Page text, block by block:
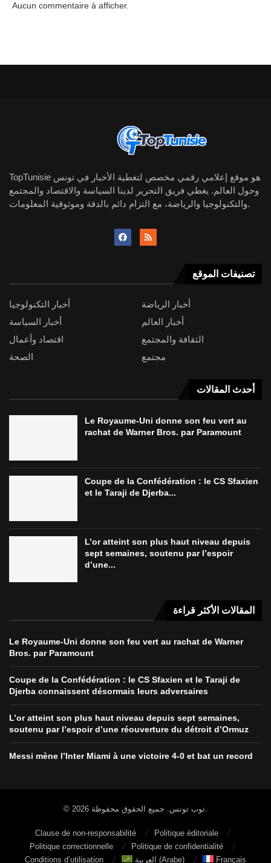
Aucun commentaire à afficher.
TopTunisie هو موقع إعلامي رقمي مخصص لتغطية الأخبار في تونس
وحول العالم. يغطي فريق التحرير لدينا السياسة والاقتصاد والمجتمع
والتكنولوجيا والرياضة، مع التزام دائم بالدقة وموثوقية المعلومات.
تصنيفات الموقع
أخبار التكنولوجيا
أخبار الرياضة
أخبار السياسة
أخبار العالم
اقتصاد وأعمال
الثقافة والمجتمع
الصحة
مجتمع
أحدث المقالات
Le Royaume-Uni donne son feu vert au
rachat de Warner Bros. par Paramount
Coupe de la Confédération : le CS Sfaxien
et le Taraji de Djerba...
L’or atteint son plus haut niveau depuis
sept semaines, soutenu par l’espoir
d’une...
المقالات الأكثر قراءة
Le Royaume-Uni donne son feu vert au rachat de Warner
Bros. par Paramount
Coupe de la Confédération : le CS Sfaxien et le Taraji de
Djerba connaissent désormais leurs adversaires
L’or atteint son plus haut niveau depuis sept semaines,
soutenu par l’espoir d’une réouverture du détroit d’Ormuz
Messi mène l’Inter Miami à une victoire 4-0 et bat un record
Clause de non-responsabilité
Politique éditoriale
Politique correctionnelle
Politique de confidentialité
Conditions d’utilisation
العربية (Arabe) Français